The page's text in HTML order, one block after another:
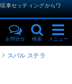
車セッティングからワ
お問合せ 検索 メニュー
スバル ステラ